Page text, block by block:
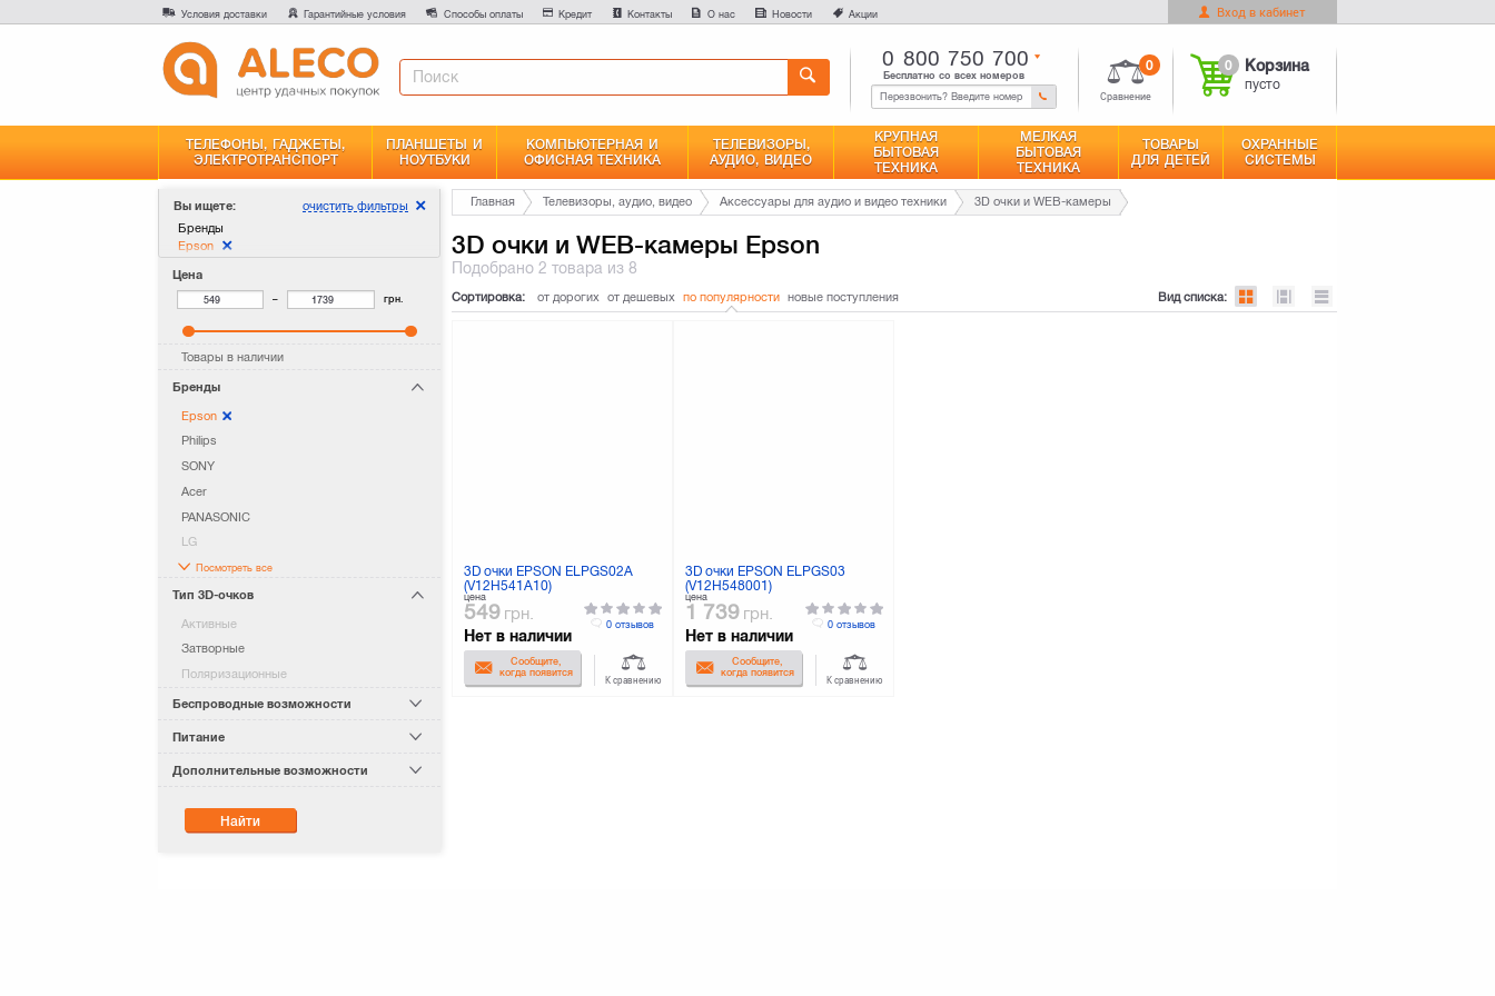
Условия доставки Гарантийные условия Способы оплаты Кредит Контакты О нас Новости Акции Вход в кабинет
0 800 750 700
Бесплатно со всех номеров
Сравнение
0 0 Корзина
пусто
ТЕЛЕФОНЫ, ГАДЖЕТЫ,
ЭЛЕКТРОТРАНСПОРТ
ПЛАНШЕТЫ И
НОУТБУКИ
КОМПЬЮТЕРНАЯ И
ОФИСНАЯ ТЕХНИКА
ТЕЛЕВИЗОРЫ,
АУДИО, ВИДЕО
КРУПНАЯ
БЫТОВАЯ
ТЕХНИКА
МЕЛКАЯ
БЫТОВАЯ
ТЕХНИКА
ТОВАРЫ
ДЛЯ ДЕТЕЙ
ОХРАННЫЕ
СИСТЕМЫ
Вы ищете:
Бренды
Epson
очистить фильтры
Цена
– грн.
Товары в наличии
Бренды
Epson
Philips
SONY
Acer
PANASONIC
LG
Посмотреть все
Тип 3D-очков
Активные
Затворные
Поляризационные
Беспроводные возможности
Питание
Дополнительные возможности
Найти
Главная Телевизоры, аудио, видео Аксессуары для аудио и видео техники 3D очки и WEB-камеры
3D очки и WEB-камеры Epson
Подобрано2 товара из 8
Сортировка: от дорогих от дешевых по популярности новые поступления Вид списка:
3D очки EPSON ELPGS02A
(V12H541A10)
цена
549 грн.
Нет в наличии
Сообщите,
когда появится
0 отзывов
К сравнению
3D очки EPSON ELPGS03
(V12H548001)
цена
1 739 грн.
Нет в наличии
Сообщите,
когда появится
0 отзывов
К сравнению
Сравнение Оформить заказ